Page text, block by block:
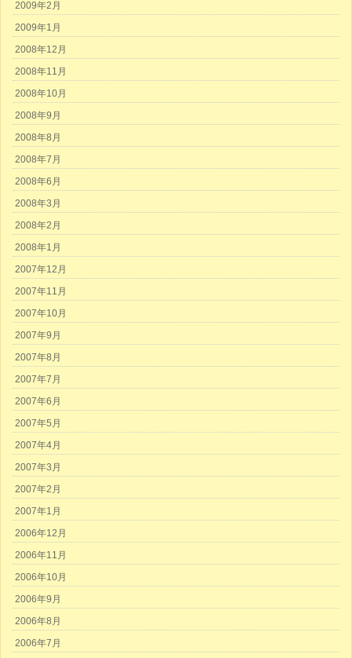
2009年2月
2009年1月
2008年12月
2008年11月
2008年10月
2008年9月
2008年8月
2008年7月
2008年6月
2008年3月
2008年2月
2008年1月
2007年12月
2007年11月
2007年10月
2007年9月
2007年8月
2007年7月
2007年6月
2007年5月
2007年4月
2007年3月
2007年2月
2007年1月
2006年12月
2006年11月
2006年10月
2006年9月
2006年8月
2006年7月